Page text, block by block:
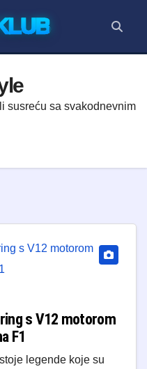
susreću sa svakodnevnim
s V12 motorom
F1
legende koje su